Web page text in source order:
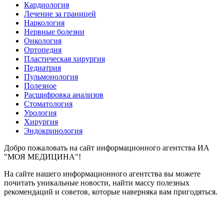
Кардиология
Лечение за границей
Наркология
Нервные болезни
Онкология
Ортопедия
Пластическая хирургия
Педиатрия
Пульмонология
Полезное
Расшифровка анализов
Стоматология
Урология
Хирургия
Эндокринология
Добро пожаловать на сайт информационного агентства ИА
"МОЯ МЕДИЦИНА"!
На сайте нашего информационного агентства вы можете
почитать уникальные новости, найти массу полезных
рекомендаций и советов, которые наверняка вам пригодяться.